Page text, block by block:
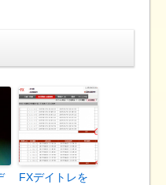
FXデイトレを